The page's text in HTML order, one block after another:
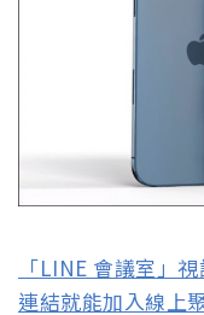
「LINE 會議室」
連結就能加入線上